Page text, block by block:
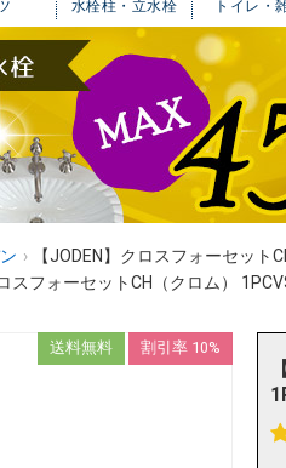
水栓柱・立水栓
トイレ・
›
【JODEN】クロスフォーセット
スフォーセットCH（クロム）
送料無料 割引率 10%